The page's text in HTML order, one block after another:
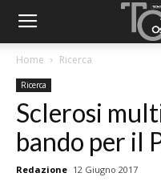
Home Ricerca
Ricerca
Sclerosi
bando per il
Redazione 12 Giugno 2017